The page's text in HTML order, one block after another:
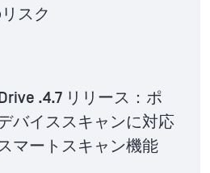
スク
.4.7 リリース：ポ
バイススキャンに対応
マートスキャン機能